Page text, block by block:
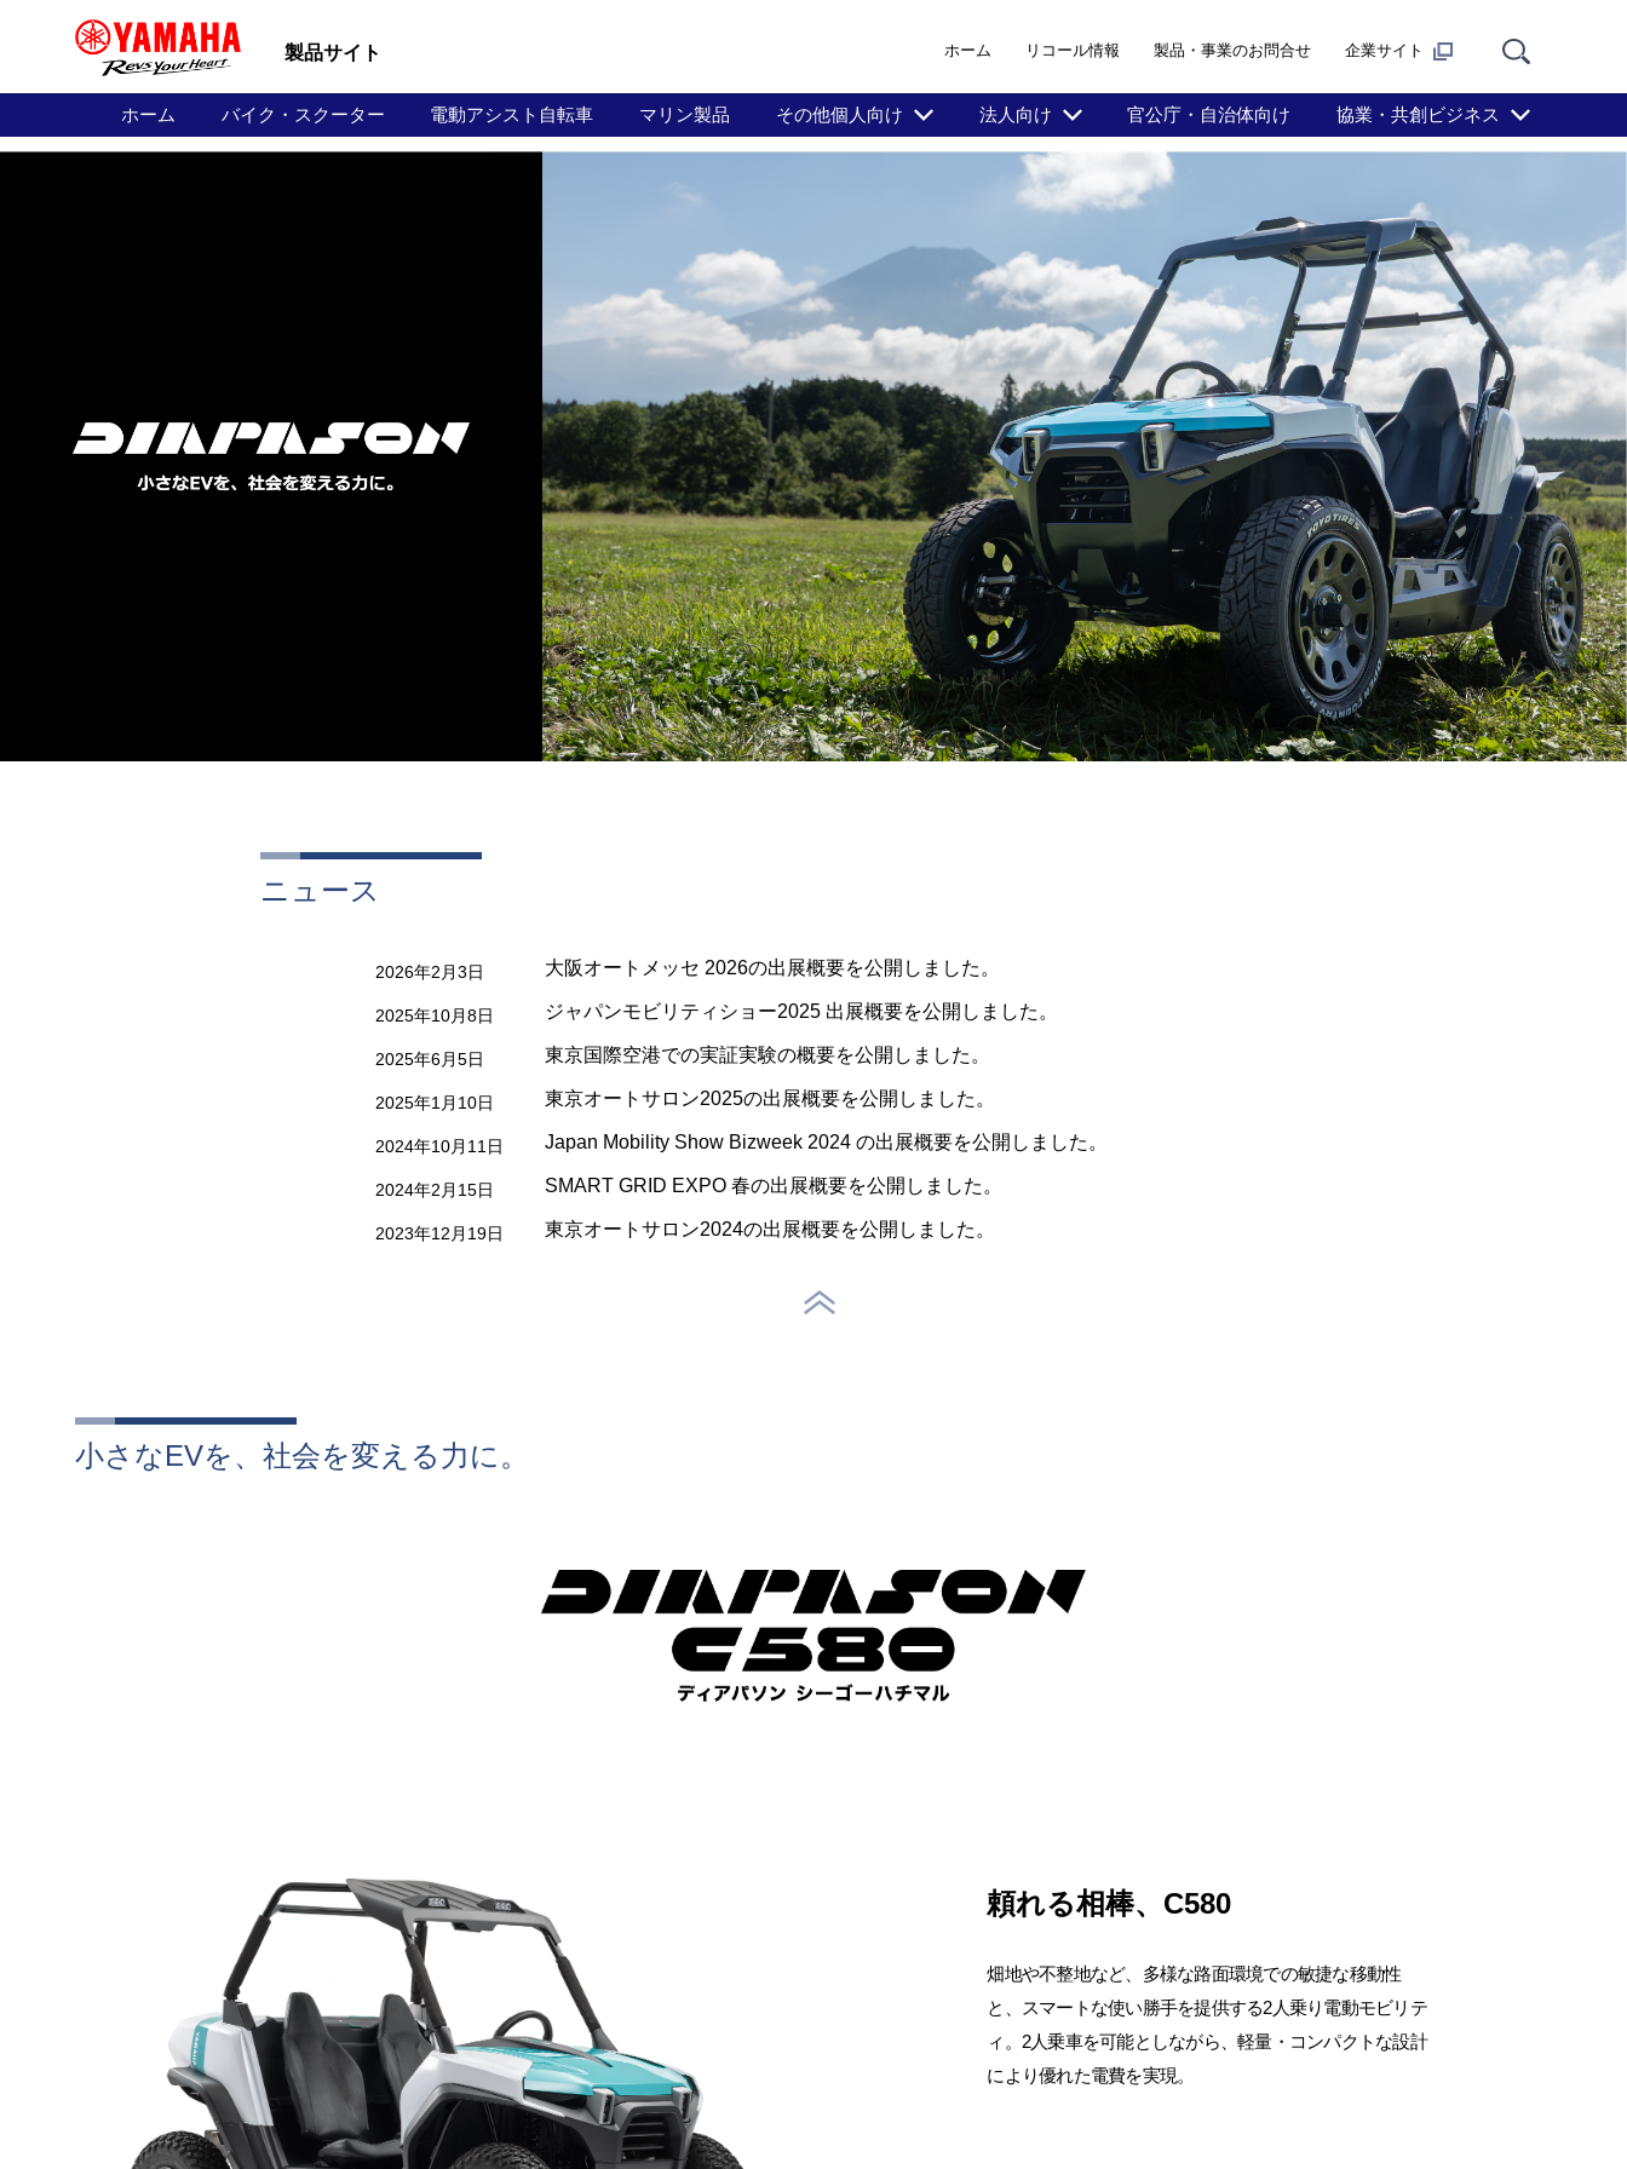
製品サイト ホーム リコール情報 製品・事業のお問合せ 企業サイト
ホーム バイク・スクーター 電動アシスト自転車 マリン製品 その他個人向け 法人向け 官公庁・自治体向け 協業・共創ビジネス
ニュース
2026年2月3日 大阪オートメッセ 2026の出展概要を公開しました。
2025年10月8日 ジャパンモビリティショー2025 出展概要を公開しました。
2025年6月5日 東京国際空港での実証実験の概要を公開しました。
2025年1月10日 東京オートサロン2025の出展概要を公開しました。
2024年10月11日 Japan Mobility Show Bizweek 2024 の出展概要を公開しました。
2024年2月15日 SMART GRID EXPO 春の出展概要を公開しました。
2023年12月19日 東京オートサロン2024の出展概要を公開しました。
小さなEVを、社会を変える力に。
頼れる相棒、C580
畑地や不整地など、多様な路面環境での敏捷な移動性
と、スマートな使い勝手を提供する2人乗り電動モビリテ
ィ。2人乗車を可能としながら、軽量・コンパクトな設計
により優れた電費を実現。